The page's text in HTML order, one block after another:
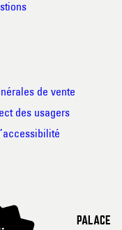
de vente
des usagers
PALACE